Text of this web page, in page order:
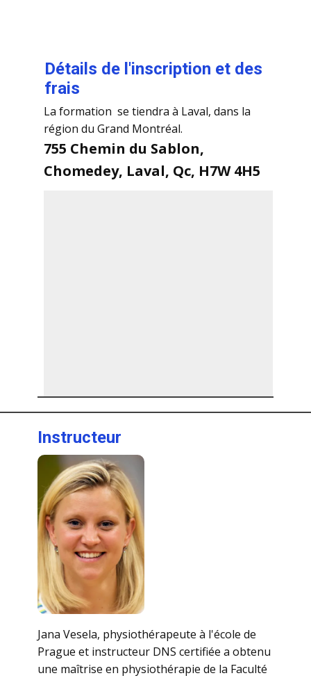
​Détails de l'inscription et des
frais
La formation se tiendra à Laval, dans la
région du Grand Montréal.
755 Chemin du Sablon,
Chomedey, Laval, Qc, H7W 4H5
Instructeur
​Jana Vesela, physiothérapeute à l'école de
Prague et instructeur DNS certifiée a obtenu
une maîtrise en physiothérapie de la Faculté